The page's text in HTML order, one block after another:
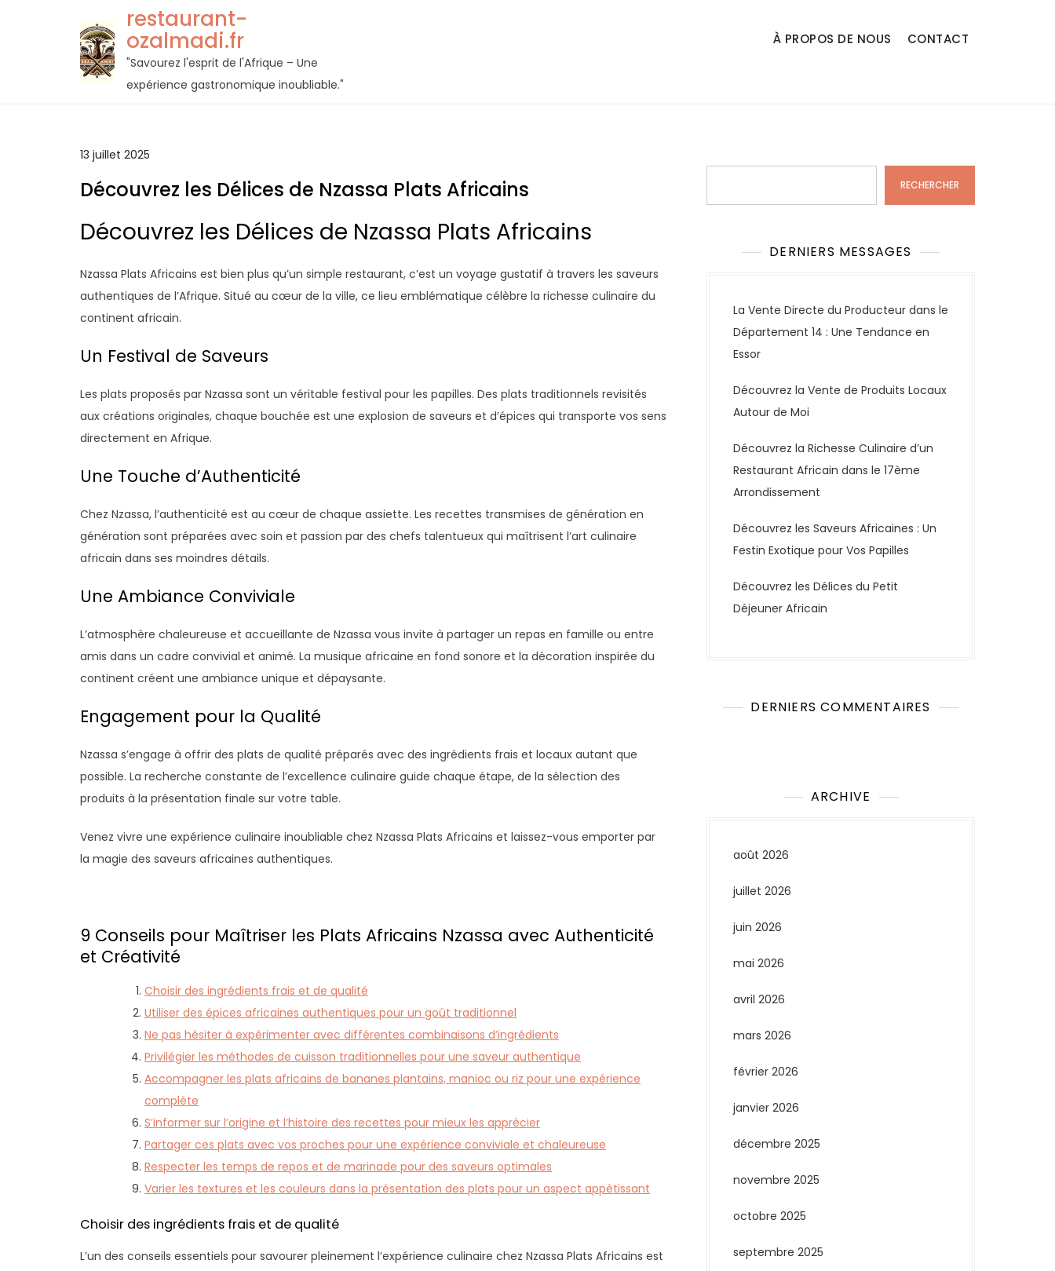
restaurant-
ozalmadi.fr
"Savourez l'esprit de l'Afrique – Une
expérience gastronomique inoubliable."
À PROPOS DE NOUS CONTACT
13 juillet 2025
Découvrez les Délices de Nzassa Plats Africains
Découvrez les Délices de Nzassa Plats Africains
Nzassa Plats Africains est bien plus qu’un simple restaurant, c’est un voyage gustatif à travers les saveurs
authentiques de l’Afrique. Situé au cœur de la ville, ce lieu emblématique célèbre la richesse culinaire du
continent africain.
Un Festival de Saveurs
Les plats proposés par Nzassa sont un véritable festival pour les papilles. Des plats traditionnels revisités
aux créations originales, chaque bouchée est une explosion de saveurs et d’épices qui transporte vos sens
directement en Afrique.
Une Touche d’Authenticité
Chez Nzassa, l’authenticité est au cœur de chaque assiette. Les recettes transmises de génération en
génération sont préparées avec soin et passion par des chefs talentueux qui maîtrisent l’art culinaire
africain dans ses moindres détails.
Une Ambiance Conviviale
L’atmosphère chaleureuse et accueillante de Nzassa vous invite à partager un repas en famille ou entre
amis dans un cadre convivial et animé. La musique africaine en fond sonore et la décoration inspirée du
continent créent une ambiance unique et dépaysante.
Engagement pour la Qualité
Nzassa s’engage à offrir des plats de qualité préparés avec des ingrédients frais et locaux autant que
possible. La recherche constante de l’excellence culinaire guide chaque étape, de la sélection des
produits à la présentation finale sur votre table.
Venez vivre une expérience culinaire inoubliable chez Nzassa Plats Africains et laissez-vous emporter par
la magie des saveurs africaines authentiques.
9 Conseils pour Maîtriser les Plats Africains Nzassa avec Authenticité
et Créativité
Choisir des ingrédients frais et de qualité
Utiliser des épices africaines authentiques pour un goût traditionnel
Ne pas hésiter à expérimenter avec différentes combinaisons d’ingrédients
Privilégier les méthodes de cuisson traditionnelles pour une saveur authentique
Accompagner les plats africains de bananes plantains, manioc ou riz pour une expérience
complète
S’informer sur l’origine et l’histoire des recettes pour mieux les apprécier
Partager ces plats avec vos proches pour une expérience conviviale et chaleureuse
Respecter les temps de repos et de marinade pour des saveurs optimales
Varier les textures et les couleurs dans la présentation des plats pour un aspect appétissant
Choisir des ingrédients frais et de qualité
L’un des conseils essentiels pour savourer pleinement l’expérience culinaire chez Nzassa Plats Africains est
RECHERCHER
DERNIERS MESSAGES
La Vente Directe du Producteur dans le
Département 14 : Une Tendance en
Essor
Découvrez la Vente de Produits Locaux
Autour de Moi
Découvrez la Richesse Culinaire d’un
Restaurant Africain dans le 17ème
Arrondissement
Découvrez les Saveurs Africaines : Un
Festin Exotique pour Vos Papilles
Découvrez les Délices du Petit
Déjeuner Africain
DERNIERS COMMENTAIRES
ARCHIVE
août 2026
juillet 2026
juin 2026
mai 2026
avril 2026
mars 2026
février 2026
janvier 2026
décembre 2025
novembre 2025
octobre 2025
septembre 2025